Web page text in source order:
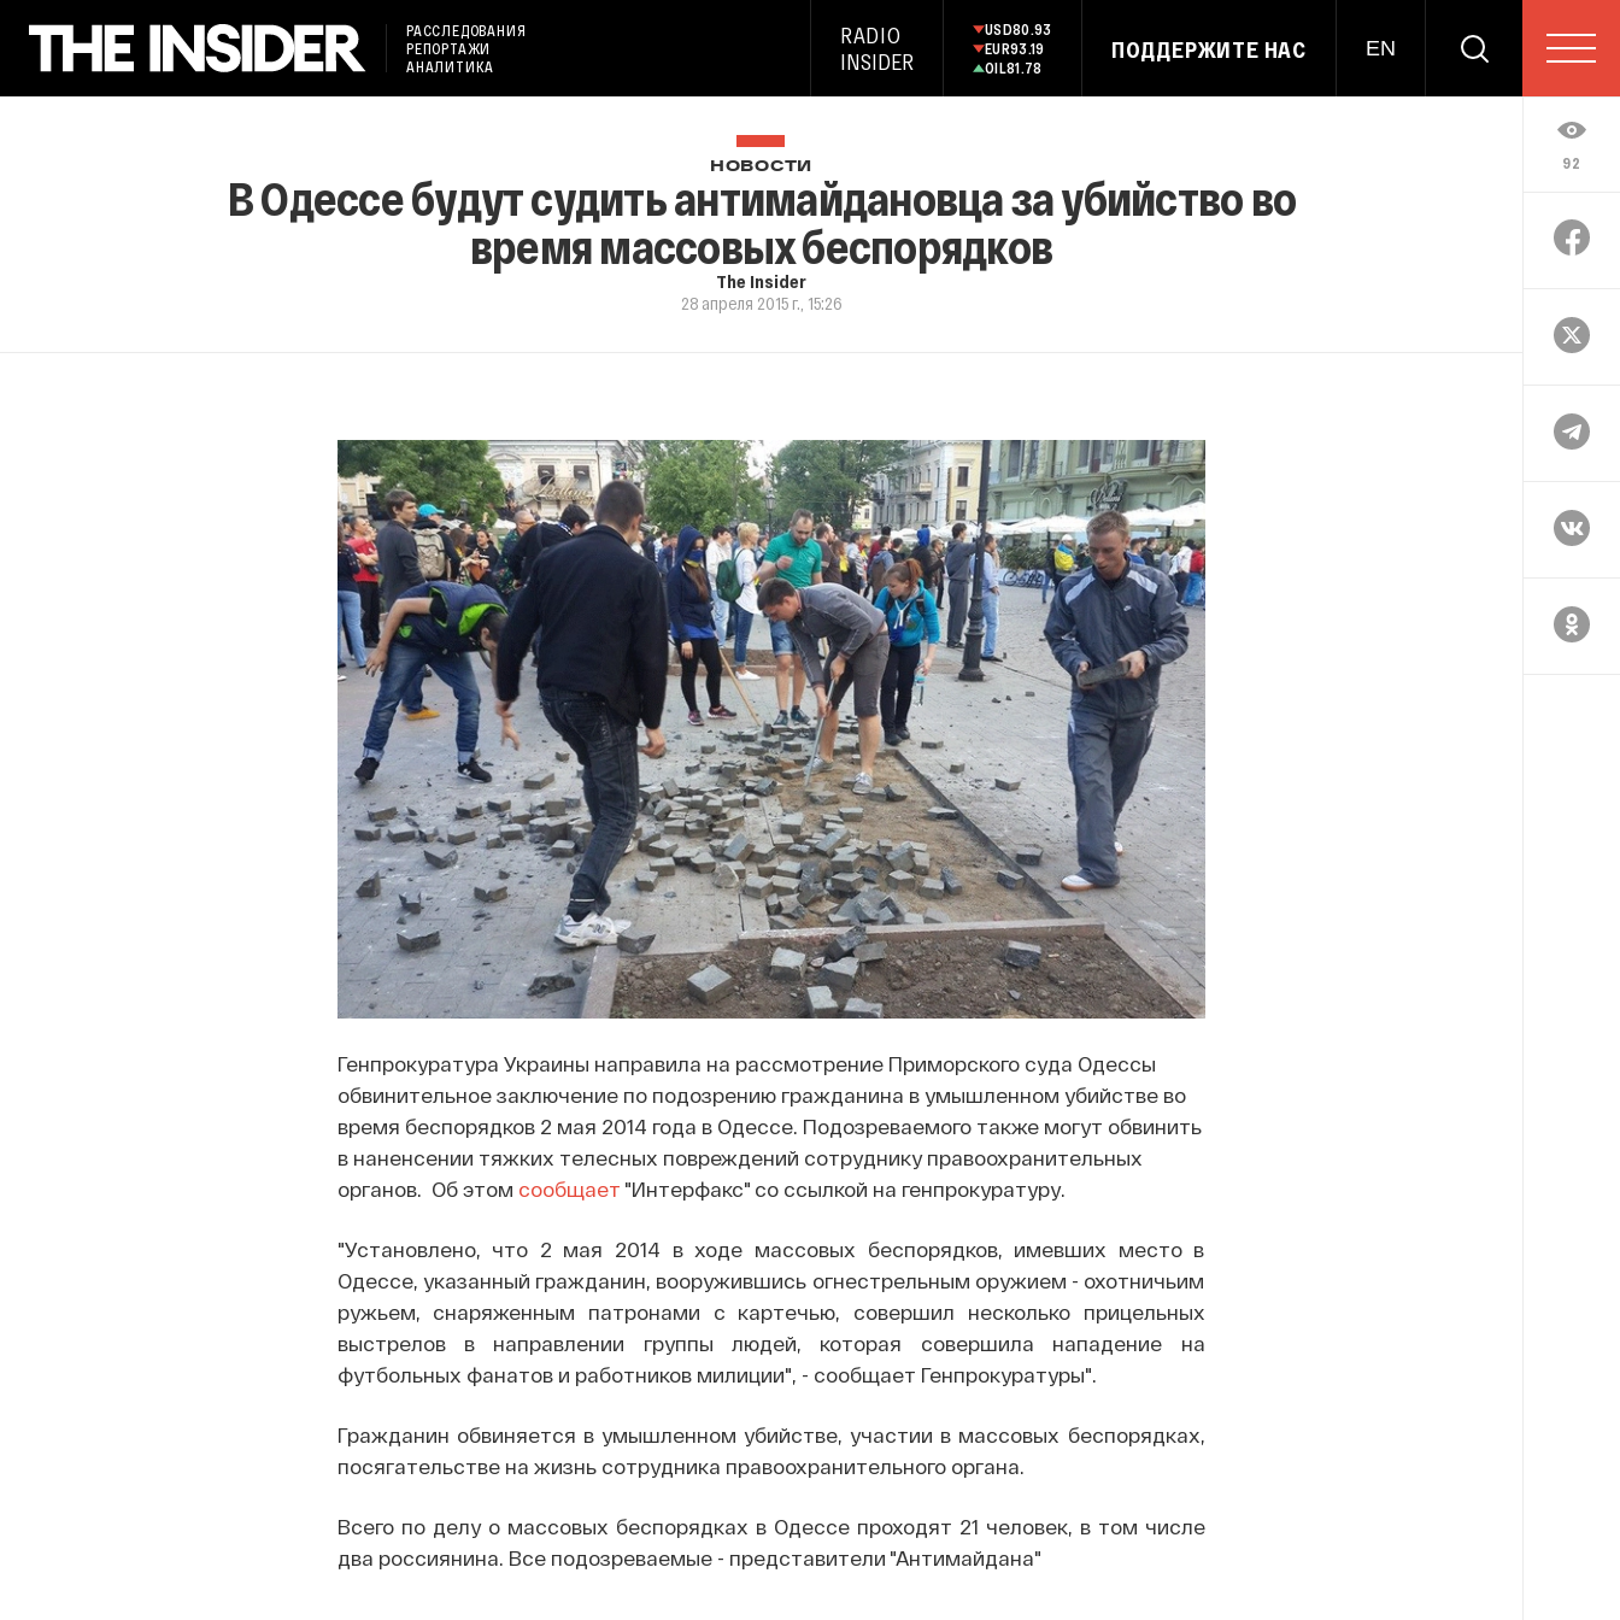
РАССЛЕДОВАНИЯ
РЕПОРТАЖИ
АНАЛИТИКА
RADIO
INSIDER
USD80.93
EUR93.19
OIL81.78
ПОДДЕРЖИТЕ НАС EN
92
НОВОСТИ
В Одессе будут судить антимайдановца за убийство во
время массовых беспорядков
The Insider
28 апреля 2015 г., 15:26
Генпрокуратура Украины направила на рассмотрение Приморского суда Одессы
обвинительное заключение по подозрению гражданина в умышленном убийстве во
время беспорядков 2 мая 2014 года в Одессе. Подозреваемого также могут обвинить
в наненсении тяжких телесных повреждений сотруднику правоохранительных
органов. Об этом сообщает "Интерфакс" со ссылкой на генпрокуратуру.
"Установлено, что 2 мая 2014 в ходе массовых беспорядков, имевших место в
Одессе, указанный гражданин, вооружившись огнестрельным оружием - охотничьим
ружьем, снаряженным патронами с картечью, совершил несколько прицельных
выстрелов в направлении группы людей, которая совершила нападение на
футбольных фанатов и работников милиции", - сообщает Генпрокуратуры".
Гражданин обвиняется в умышленном убийстве, участии в массовых беспорядках,
посягательстве на жизнь сотрудника правоохранительного органа.
Всего по делу о массовых беспорядках в Одессе проходят 21 человек, в том числе
два россиянина. Все подозреваемые - представители "Антимайдана"